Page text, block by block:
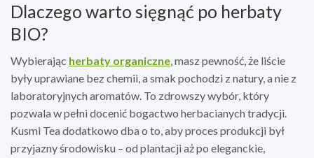
Dlaczego warto sięgnąć po herbaty
BIO?
Wybierając herbaty organiczne, masz pewność, że liście
były uprawiane bez chemii, a smak pochodzi z natury, a nie z
laboratoryjnych aromatów. To zdrowszy wybór, który
pozwala w pełni docenić bogactwo herbacianych tradycji.
Kusmi Tea dodatkowo dba o to, aby proces produkcji był
przyjazny środowisku – od plantacji aż po eleganckie,